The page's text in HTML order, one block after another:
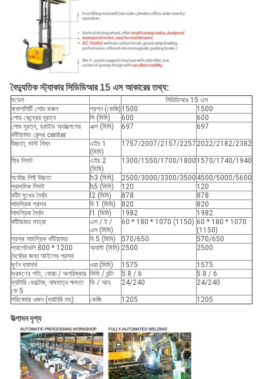
বৈদ্যুতিক স্ট্যাকার সিডিডিআর 15 এস আকারের তথ্য:
মডেল
সিডিডিআর 15 এস
ক্যাপাসিটি লোড করুন
প্রশ্ন (কেজি) 1500
1500
লোড কেন্দ্রের দূরত্ব
সি (মিমি) 600
600
লোড দূরত্ব, ড্রাইভ অ্যাক্সেলের
কাঁটাচামচ কেন্দ্র center
এক্স (মিমি) 697 697
উচ্চতা, মাস্ট নিম্ন
এইচ 1
(মিমি)
1757/2007/2157/2257 2022/2182/2382
ফ্রি লিফট
এইচ 2
(মিমি)
1300/1550/1700/1800 1570/1740/1940
সর্বোচ্চ.লিফ্ট উচ্চতা h3 (মিমি) 2500/3000/3300/3500 4500/5000/5600
প্রাথমিক লিফট
h5 (মিমি) 120
120
কাঁটা মুখের দৈর্ঘ্য
l2 (মিমি) 878
878
সামগ্রিক প্রস্থ
বি 1 (মিমি) 820
820
সামগ্রিক দৈর্ঘ্য
l1 (মিমি) 1982
1982
কাঁটাচামচ মাত্রা
এস / ই /
এল (মিমি)
60 * 180 * 1070 (1150) 60 * 180 * 1070
(1150)
প্রস্থ সামগ্রিক কাঁটাচামচ
বি 5 (মিমি) 570/650
570/650
প্যালেটগুলি 800 * 1200
দৈর্ঘ্যের জন্য আইলের প্রস্থ
অ্যাস্ট (মিমি) 2500 2500
ঘূর্ণন ব্যাসার্ধ ওয়া (মিমি) 1575
1575
ভ্রমণের গতি, বোঝা / অপরিষ্কার কিমি / ঘন্টা 5.8 / 6
5.8 / 6
ব্যাটারি ভোল্টেজ, নামমাত্র ক্ষমতা
কে 5
ভি / আহ 24/240 24/240
পরিষেবার ওজন (ব্যাটারি সহ) কেজি 1205 1205
উত্পাদন দৃশ্য